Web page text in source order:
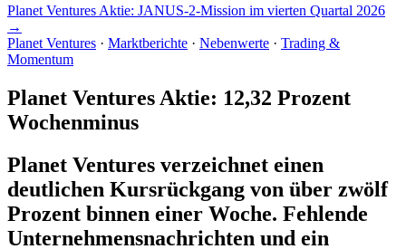
Planet Ventures Aktie: JANUS-2-Mission im vierten Quartal 2026
→
Planet Ventures · Marktberichte · Nebenwerte · Trading &
Momentum
Planet Ventures Aktie: 12,32 Prozent
Wochenminus
Planet Ventures verzeichnet einen
deutlichen Kursrückgang von über zwölf
Prozent binnen einer Woche. Fehlende
Unternehmensnachrichten und ein